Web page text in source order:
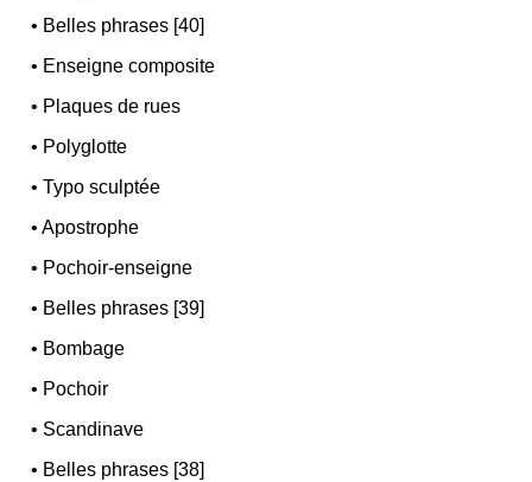
• Belles phrases [40]
• Enseigne composite
• Plaques de rues
• Polyglotte
•Typo sculptée
•Apostrophe
• Pochoir-enseigne
• Belles phrases [39]
• Bombage
• Pochoir
• Scandinave
• Belles phrases [38]